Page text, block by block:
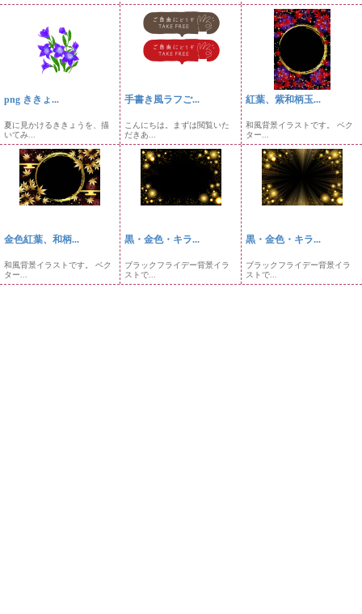
png ききょ...
夏に見かけるききょうを、描
いてみ...
手書き風ラフご...
こんにちは。まずは閲覧いた
だきあ...
紅葉、紫和柄玉...
和風背景イラストです。 ベク
ター...
金色紅葉、和柄...
和風背景イラストです。 ベク
ター...
黒・金色・キラ...
ブラックフライデー背景イラ
ストで...
黒・金色・キラ...
ブラックフライデー背景イラ
ストで...